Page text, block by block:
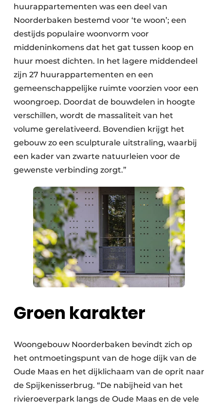
huurappartementen was een deel van
Noorderbaken bestemd voor ‘te woon’; een
destijds populaire woonvorm voor
middeninkomens dat het gat tussen koop en
huur moest dichten. In het lagere middendeel
zijn 27 huurappartementen en een
gemeenschappelijke ruimte voorzien voor een
woongroep. Doordat de bouwdelen in hoogte
verschillen, wordt de massaliteit van het
volume gerelativeerd. Bovendien krijgt het
gebouw zo een sculpturale uitstraling, waarbij
een kader van zwarte natuurleien voor de
gewenste verbinding zorgt.”
Groen karakter
Woongebouw Noorderbaken bevindt zich op
het ontmoetingspunt van de hoge dijk van de
Oude Maas en het dijklichaam van de oprit naar
de Spijkenisserbrug. “De nabijheid van het
rivieroeverpark langs de Oude Maas en de vele